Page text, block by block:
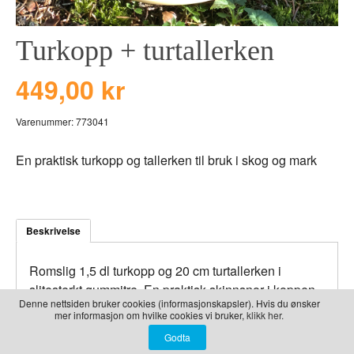
Denne nettsiden bruker cookies (informasjonskapsler). Hvis du ønsker
mer informasjon om hvilke cookies vi bruker, klikk her.
LEKER
BALLON PINK
GRAVERTE
Turkopp + turtallerken
449,00 kr
Varenummer:773041
En praktisk turkopp og tallerken til bruk i skog og mark
Beskrivelse
Romslig 1,5 dl turkopp og 20 cm turtallerken i
slitesterkt gummitre. En praktisk skinnsnor i koppen
og tallerkenen gjør at du enkelt kan henge dem opp
på en kvist i campen eller på sekken.